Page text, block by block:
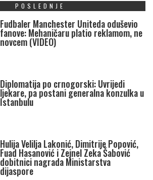
POSLEDNJE
Fudbaler Manchester Uniteda oduševio
fanove: Mehaničaru platio reklamom, ne
novcem (VIDEO)
Diplomatija po crnogorski: Uvrijedi
ljekare, pa postani generalna konzulka u
Istanbulu
Hulija Velilja Lakonić, Dimitrije Popović,
Fuad Hasanović i Zejnel Zeka Šabović
dobitnici nagrada Ministarstva
dijaspore